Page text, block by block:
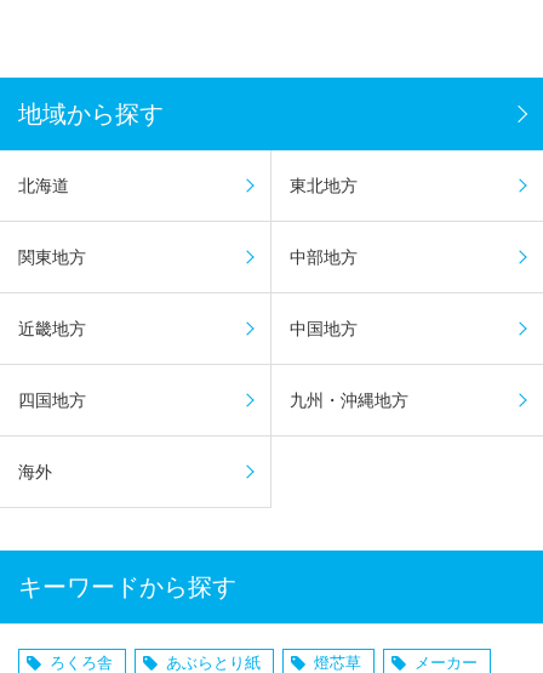
地域から探す
北海道 東北地方
関東地方 中部地方
近畿地方 中国地方
四国地方 九州・沖縄地方
海外
キーワードから探す
ろくろ舎 あぶらとり紙 燈芯草 メーカー